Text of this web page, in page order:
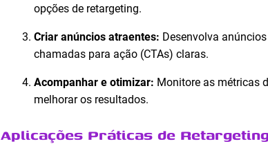
opções de retargeting.
Criar anúncios atraentes: Desenvolva
chamadas para ação (CTAs) claras.
Acompanhar e otimizar: Monitore as métricas
melhorar os resultados.
Aplicações Práticas de